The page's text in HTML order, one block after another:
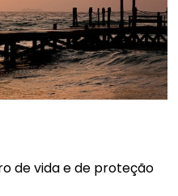
de vida e de proteção